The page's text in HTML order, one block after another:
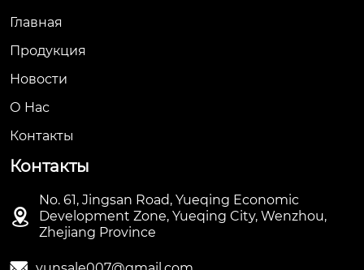
Главная
Продукция
Новости
О Hас
Контакты
Контакты

No. 61, Jingsan Road, Yueqing Economic
Development Zone, Yueqing City, Wenzhou,
Zhejiang Province